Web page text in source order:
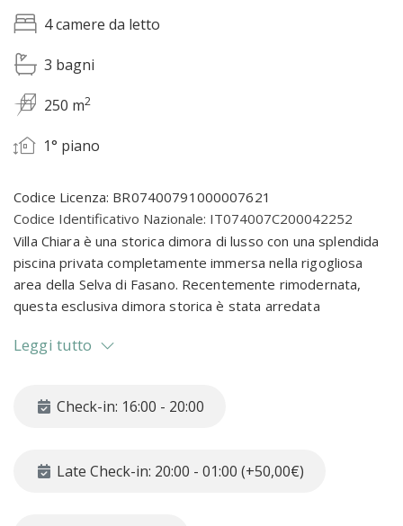
4 camere da letto
3 bagni
250 m2
1° piano
Codice Licenza: BR07400791000007621
Codice Identificativo Nazionale: IT074007C200042252
Villa Chiara è una storica dimora di lusso con una splendida
piscina privata completamente immersa nella rigogliosa
area della Selva di Fasano. Recentemente rimodernata,
questa esclusiva dimora storica è stata arredata
lusso richiede.
massimo di nove persone in due unità indipendenti. Al piano
accoglienti, una cucina ben arredata e fornita dei migliori
Leggi tutto
Check-in: 16:00 - 20:00
Late Check-in: 20:00 - 01:00 (+50,00€)